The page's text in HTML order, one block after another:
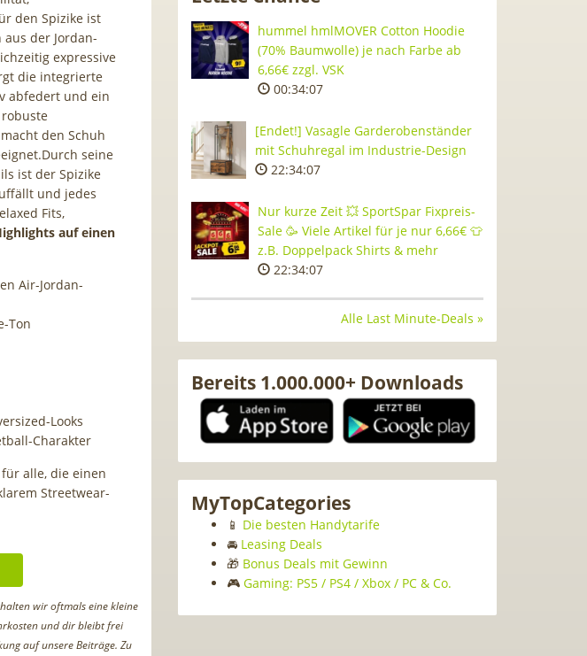
den Spizike ist
der Jordan-
expressive
die integrierte
abfedert und ein
den Schuh
seine
ist der Spizike
und jedes
Fits,
auf einen
Air-Jordan-
Ton
Looks
Charakter
alle, die einen
Streetwear-
wir oftmals eine kleine
und dir bleibt frei
auf unsere Beiträge. Zu
hummel hmlMOVER Cotton Hoodie
(70% Baumwolle) je nach Farbe ab
6,66€ zzgl. VSK
00:34:06
[Endet!] Vasagle Garderobenständer
mit Schuhregal im Industrie-Design
22:34:06
Nur kurze Zeit 💥 SportSpar Fixpreis-
Sale 🥳 Viele Artikel für je nur 6,66€ 👕
z.B. Doppelpack Shirts & mehr
22:34:06
Alle Last Minute-Deals »
Bereits 1.000.000+ Downloads
MyTopCategories
📱 Die besten Handytarife
🚘 Leasing Deals
🎁 Bonus Deals mit Gewinn
🎮 Gaming: PS5 / PS4 / Xbox / PC & Co.